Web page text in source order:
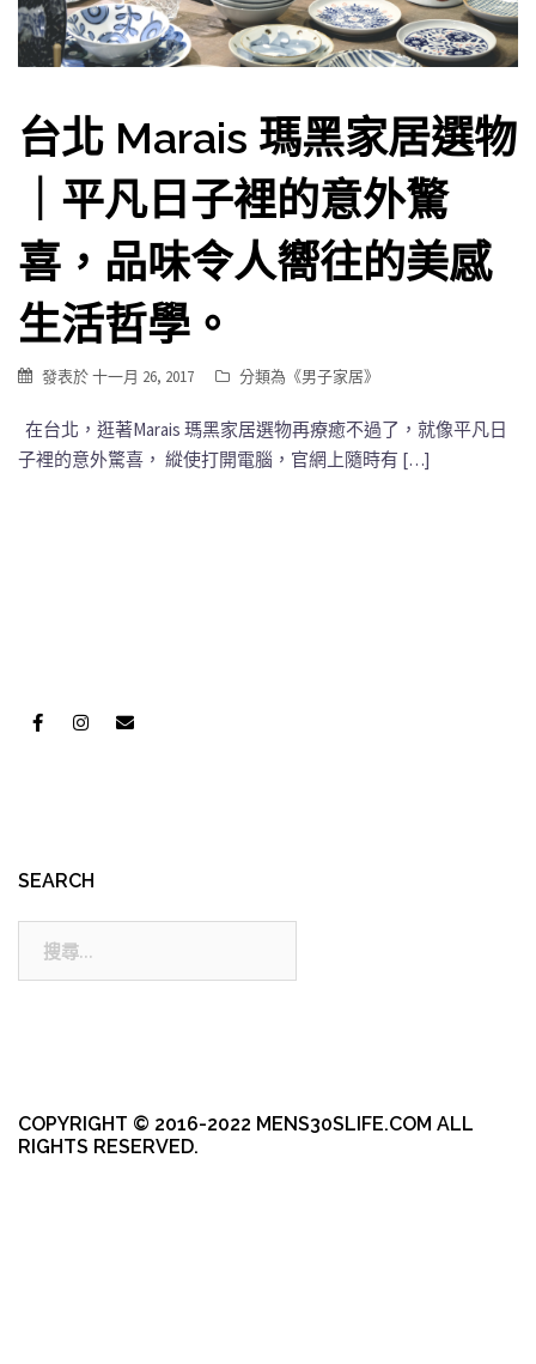
台北 Marais 瑪黑家居選物
｜平凡日子裡的意外驚
喜，品味令人嚮往的美感
生活哲學。
發表於十一月 26, 2017 分類為《男子家居》
在台北，逛著Marais 瑪黑家居選物再療癒不過了，就像平凡日
子裡的意外驚喜， 縱使打開電腦，官網上隨時有 […]
SEARCH
COPYRIGHT © 2016-2022 MENS30SLIFE.COM ALL
RIGHTS RESERVED.